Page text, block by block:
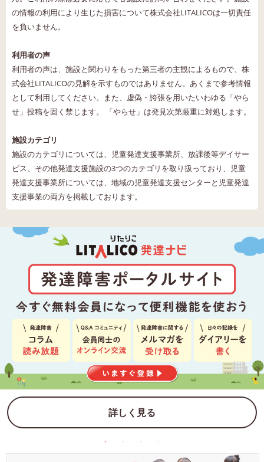
の情報の利用により生じた損害について株式会社LITALICOは一切責任
を負いません。
利用者の声
利用者の声は、施設と関わりをもった第三者の主観によるもので、株
式会社LITALICOの見解を示すものではありません。あくまで参考情報
として利用してください。また、虚偽・誇張を用いたいわゆる「やら
せ」投稿を固く禁じます。 「やらせ」は発見次第厳重に対処します。
施設カテゴリ
施設のカテゴリについては、児童発達支援事業所、放課後等デイサー
ビス、その他発達支援施設の3つのカテゴリを取り扱っており、児童
発達支援事業所については、地域の児童発達支援センターと児童発達
支援事業の両方を掲載しております。
詳しく見る